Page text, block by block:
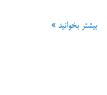
یک
بیشتر بخوانید »